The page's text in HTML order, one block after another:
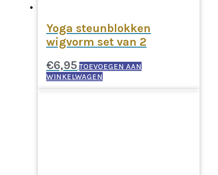
Yoga steunblokken
wigvorm set van 2
€6,95 TOEVOEGEN AAN
WINKELWAGEN